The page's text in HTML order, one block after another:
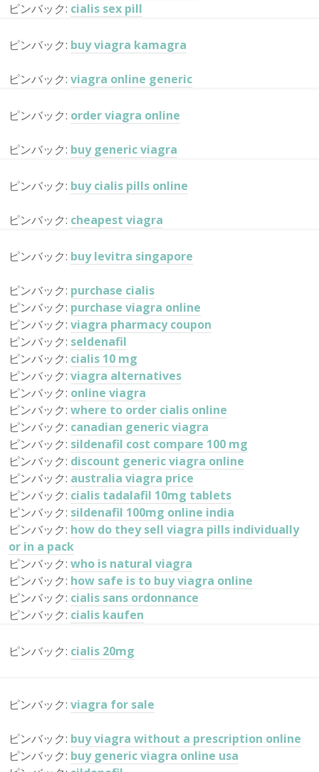
ピンバック: cialis sex pill
ピンバック: buy viagra kamagra
ピンバック: viagra online generic
ピンバック: order viagra online
ピンバック: buy generic viagra
ピンバック: buy cialis pills online
ピンバック: cheapest viagra
ピンバック: buy levitra singapore
ピンバック: purchase cialis
ピンバック: purchase viagra online
ピンバック: viagra pharmacy coupon
ピンバック: seldenafil
ピンバック: cialis 10 mg
ピンバック: viagra alternatives
ピンバック: online viagra
ピンバック: where to order cialis online
ピンバック: canadian generic viagra
ピンバック: sildenafil cost compare 100 mg
ピンバック: discount generic viagra online
ピンバック: australia viagra price
ピンバック: cialis tadalafil 10mg tablets
ピンバック: sildenafil 100mg online india
ピンバック: how do they sell viagra pills individually
or in a pack
ピンバック: who is natural viagra
ピンバック: how safe is to buy viagra online
ピンバック: cialis sans ordonnance
ピンバック: cialis kaufen
ピンバック: cialis 20mg
ピンバック: viagra for sale
ピンバック: buy viagra without a prescription online
ピンバック: buy generic viagra online usa